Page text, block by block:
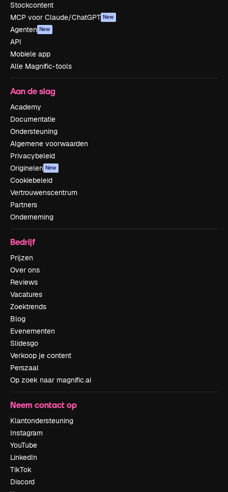
Stockcontent
MCP voor Claude/ChatGPT New
Agenten New
API
Mobiele app
Alle Magnific-tools
Aan de slag
Academy
Documentatie
Ondersteuning
Algemene voorwaarden
Privacybeleid
Originelen New
Cookiebeleid
Vertrouwenscentrum
Partners
Onderneming
Bedrijf
Prijzen
Over ons
Reviews
Vacatures
Zoektrends
Blog
Evenementen
Slidesgo
Verkoop je content
Perszaal
Op zoek naar magnific.ai
Neem contact op
Klantondersteuning
Instagram
YouTube
LinkedIn
TikTok
Discord